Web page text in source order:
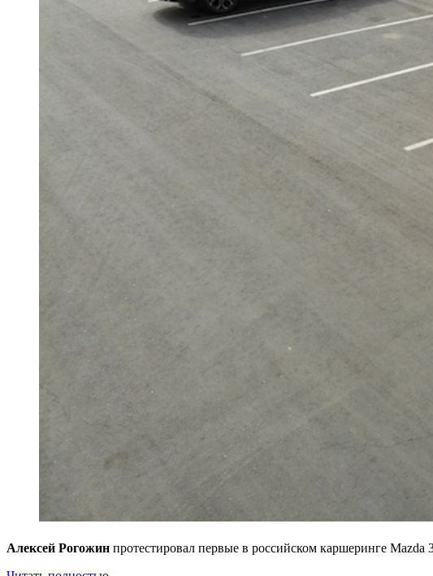
Алексей Рогожин протестировал первые в российском каршеринге